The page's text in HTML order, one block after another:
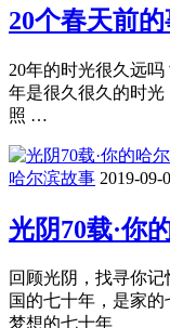
20个春天前
20年的时光很久远
年是很久很久的时
照 …
哈尔滨故事 2019-09-
光阴70载·你
回顾光阴，找寻你
国的七十年，是家
梦想的七十年